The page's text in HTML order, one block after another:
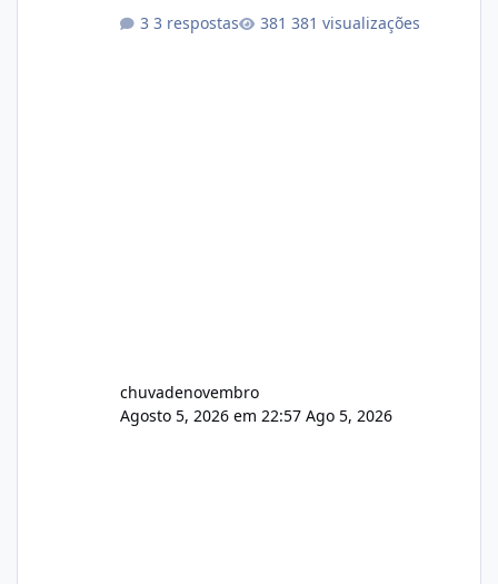
3 respostas 381 visualizações
chuvadenovembro
Agosto 5, 2026 em 22:57 Ago 5, 2026